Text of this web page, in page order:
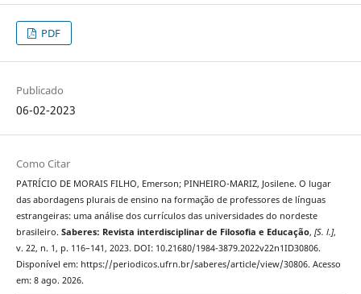
PDF
Publicado
06-02-2023
Como Citar
PATRÍCIO DE MORAIS FILHO, Emerson; PINHEIRO-MARIZ, Josilene. O lugar
das abordagens plurais de ensino na formação de professores de línguas
estrangeiras: uma análise dos currículos das universidades do nordeste
brasileiro. Saberes: Revista interdisciplinar de Filosofia e Educação, [S. l.],
v. 22, n. 1, p. 116–141, 2023. DOI: 10.21680/1984-3879.2022v22n1ID30806.
Disponível em: https://periodicos.ufrn.br/saberes/article/view/30806. Acesso
em: 8 ago. 2026.